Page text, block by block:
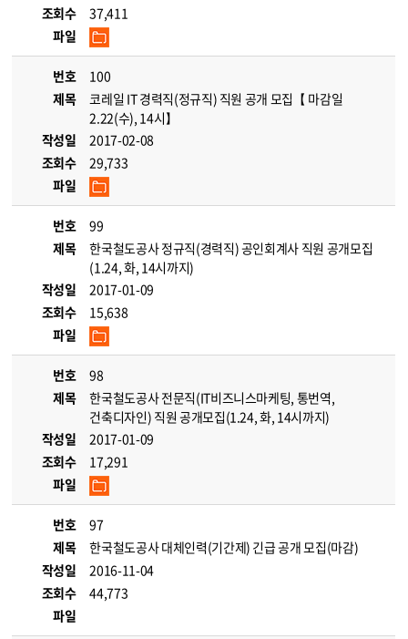
조회수
37,411
파일
번호
100
제목
코레일 IT 경력직(정규직) 직원 공개 모집【 마감일
2.22(수), 14시】
작성일
2017-02-08
조회수
29,733
파일
번호
99
제목
한국철도공사 정규직(경력직) 공인회계사 직원 공개모집
(1.24, 화, 14시까지)
작성일
2017-01-09
조회수
15,638
파일
번호
98
제목
한국철도공사 전문직(IT비즈니스마케팅, 통번역,
건축디자인) 직원 공개모집(1.24, 화, 14시까지)
작성일
2017-01-09
조회수
17,291
파일
번호
97
제목
한국철도공사 대체인력(기간제) 긴급 공개 모집(마감)
작성일
2016-11-04
조회수
44,773
파일